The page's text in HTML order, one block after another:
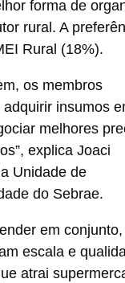
forma de
rural. A
Rural (18%).
os membros
insumos
melhores
explica Joaci
Unidade de
do Sebrae.
em
escala e
atrai